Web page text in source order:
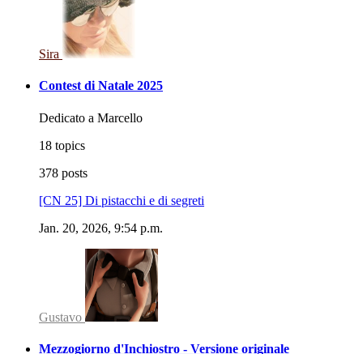
Sira
Contest di Natale 2025
Dedicato a Marcello
18 topics
378 posts
[CN 25] Di pistacchi e di segreti
Jan. 20, 2026, 9:54 p.m.
Gustavo
Mezzogiorno d'Inchiostro - Versione originale